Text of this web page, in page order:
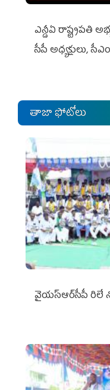
ఎన్డీఏ రాష్ట్ర‌ప‌తి
సీపీ అధ్య‌క్షులు,
తాజా ఫోటోలు
వైయ‌స్ఆర్‌సీపీ రిలే